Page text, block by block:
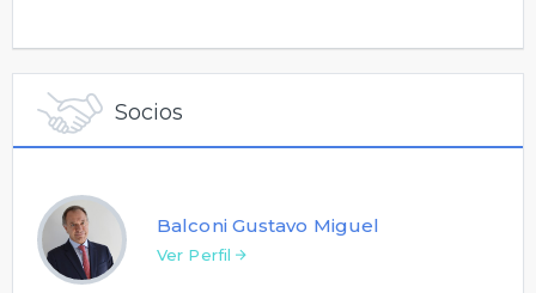
Socios
Balconi Gustavo Miguel
Ver Perfil